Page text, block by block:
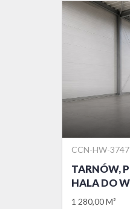
CCN-HW-3747
TARNÓW,
HALA DO
1 280,00 M²